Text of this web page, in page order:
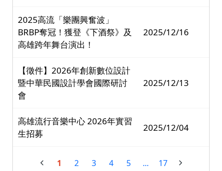
2025高流「樂團興奮波」
BRBP奪冠！獲登《下酒祭》及
高雄跨年舞台演出！
2025/12/16
【徵件】2026年創新數位設計
暨中華民國設計學會國際研討
會
2025/12/13
高雄流行音樂中心 2026年實習
生招募
2025/12/04
1 2 3 4 5 ... 17